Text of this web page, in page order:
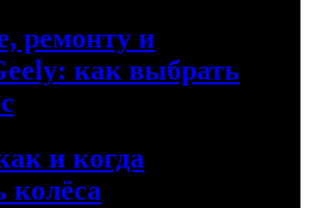
ремонту и
как выбрать
и когда
колёса